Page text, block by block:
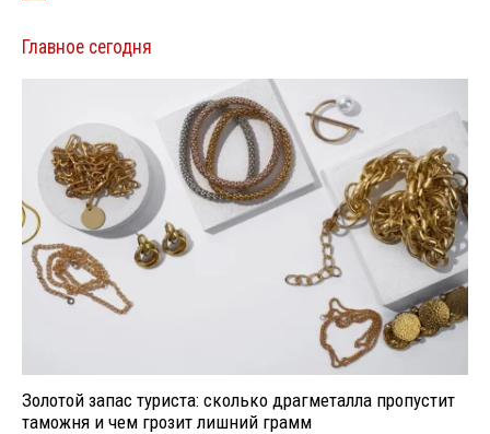
Главное сегодня
Золотой запас туриста: сколько драгметалла пропустит
таможня и чем грозит лишний грамм